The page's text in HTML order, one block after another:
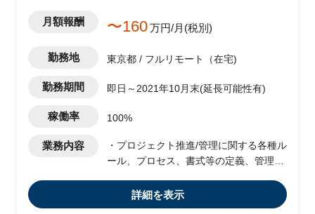
月額報酬 〜160万円/月(税別)
勤務地 東京都 / フルリモート（在宅)
勤務期間 即日～2021年10月末(延長可能性有)
稼働率 100%
業務内容
・プロジェクト推進/管理に関する各種ル
ール、プロセス、書式等の定義、管理タ
・レビューボード、定例進捗会議等プロ
ジェクト全体会議の準備/推進
詳細を表示